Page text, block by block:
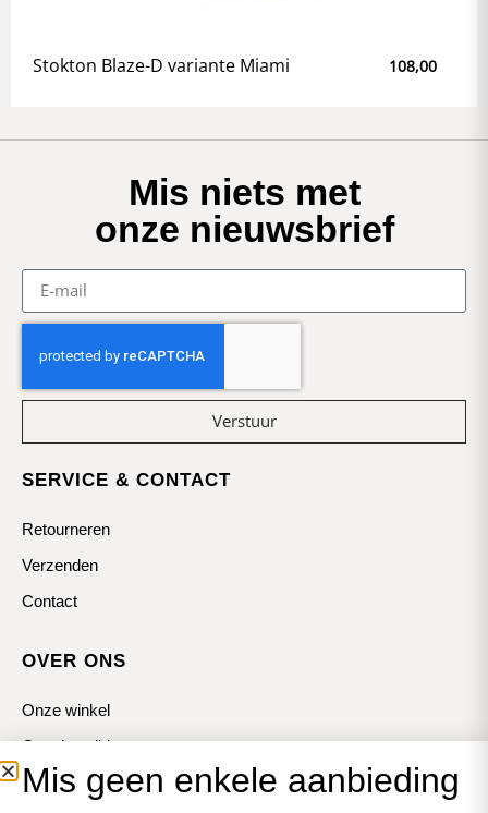
Stokton Blaze-D variante Miami 108,00
Mis niets met
onze nieuwsbrief
Verstuur
SERVICE & CONTACT
Retourneren
Verzenden
Contact
OVER ONS
Onze winkel
Openingstijden
Koopzondagen
Mis geen enkele aanbieding